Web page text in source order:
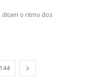
o ritmo dos
144